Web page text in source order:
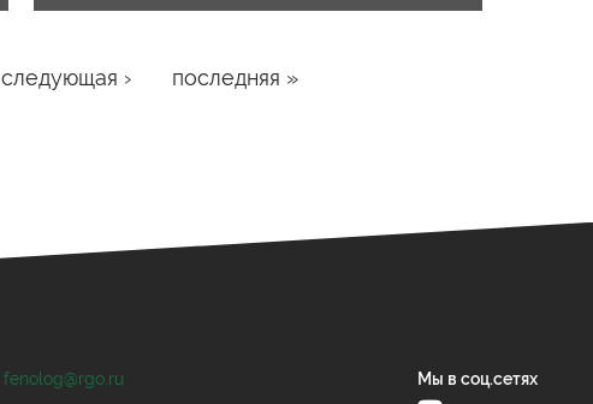
следующая › последняя »
Мы в соц.сетях
fenolog@rgo.ru